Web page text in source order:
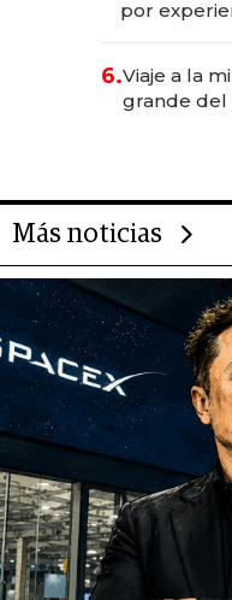
por
6.Viaje a la
grande del
Más noticias